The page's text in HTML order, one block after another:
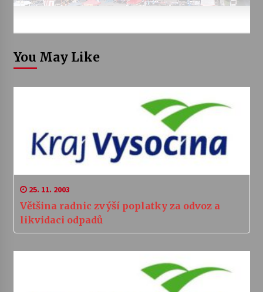
You May Like
25. 11. 2003
Většina radnic zvýší poplatky za odvoz a
likvidaci odpadů